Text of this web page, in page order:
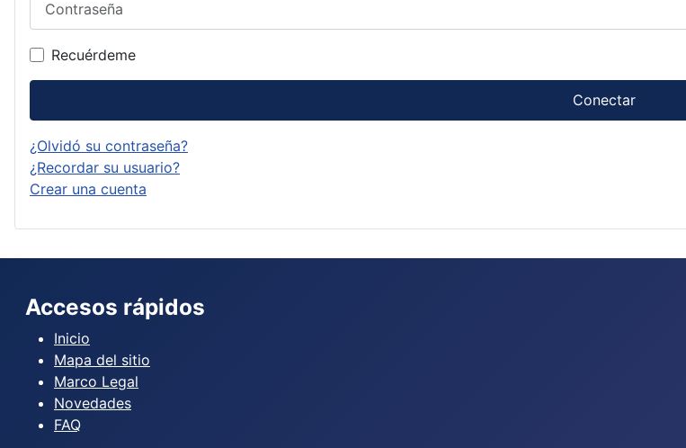
Recuérdeme
Conectar
¿Olvidó su contraseña?
¿Recordar su usuario?
Crear una cuenta
Accesos rápidos
Inicio
Mapa del sitio
Marco Legal
Novedades
FAQ